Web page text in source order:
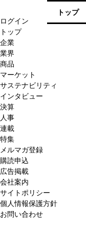
ログイン
トップ
企業
業界
商品
マーケット
サステナビリティ
インタビュー
決算
人事
連載
特集
メルマガ登録
購読申込
広告掲載
会社案内
サイトポリシー
個人情報保護方針
お問い合わせ
トップ